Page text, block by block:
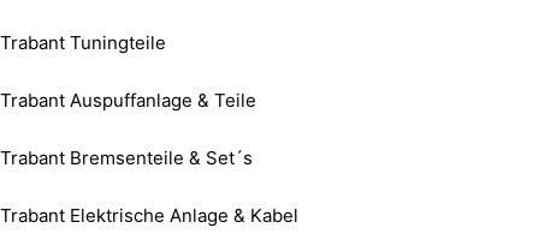
Trabant Tuningteile
Trabant Auspuffanlage & Teile
Trabant Bremsenteile & Set´s
Trabant Elektrische Anlage & Kabel